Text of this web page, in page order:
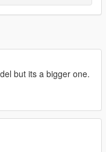
but its a bigger one.